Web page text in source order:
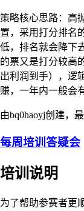
策略核心思路：高
置，采用打分排名
低，排名就会降下
的票又是打分较高
出利润到手），逻
赚，一年内一般会
由bq0haoyj创建，
每周培训答疑会
培训说明
为了帮助参赛者更